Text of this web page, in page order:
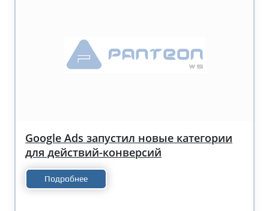
Google Ads запустил новые категории
для действий-конверсий
Подробнее